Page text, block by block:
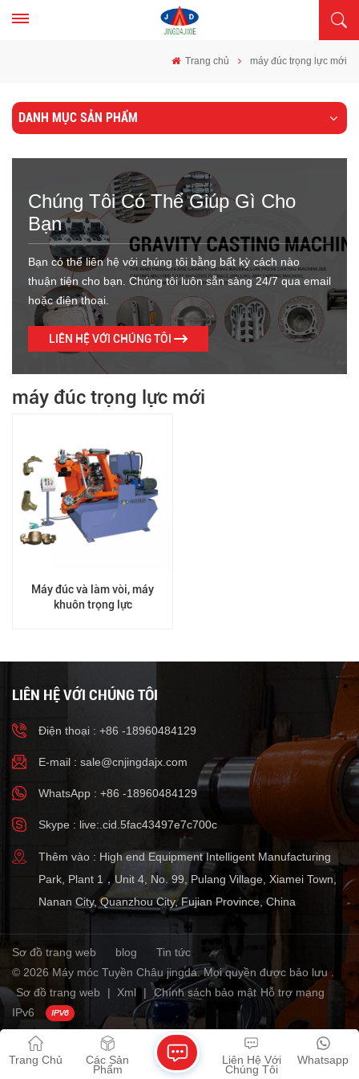
Trang chủ máy đúc trọng lực mới
DANH MỤC SẢN PHẨM
Chúng Tôi Có Thể Giúp Gì Cho
Bạn
Bạn có thể liên hệ với chúng tôi bằng bất kỳ cách nào
thuận tiện cho bạn. Chúng tôi luôn sẵn sàng 24/7 qua email
hoặc điện thoại.
LIÊN HỆ VỚI CHÚNG TÔI
máy đúc trọng lực mới
Máy đúc và làm vòi, máy
khuôn trọng lực
LIÊN HỆ VỚI CHÚNG TÔI
Điện thoại : +86 -18960484129
E-mail : sale@cnjingdajx.com
WhatsApp : +86 -18960484129
Skype : live:.cid.5fac43497e7c700c
Thêm vào : High end Equipment Intelligent Manufacturing
Park, Plant 1，Unit 4, No. 99, Pulang Village, Xiamei Town,
Nanan City, Quanzhou City, Fujian Province, China
Sơ đồ trang web blog
Tin tức
© 2026 Máy móc Tuyền Châu jingda. Mọi quyền được bảo lưu .
Sơ đồ trang web
| Xml | Chính sách bảo mật Hỗ trợ mạng
IPv6
Trang Chủ Các Sản
Phẩm
Whatsapp
Liên Hệ Với
Chúng Tôi